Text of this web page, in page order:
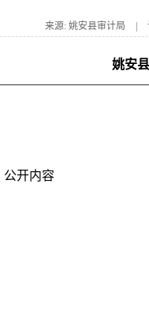
来源: 姚安县审计局
姚安
公开内容